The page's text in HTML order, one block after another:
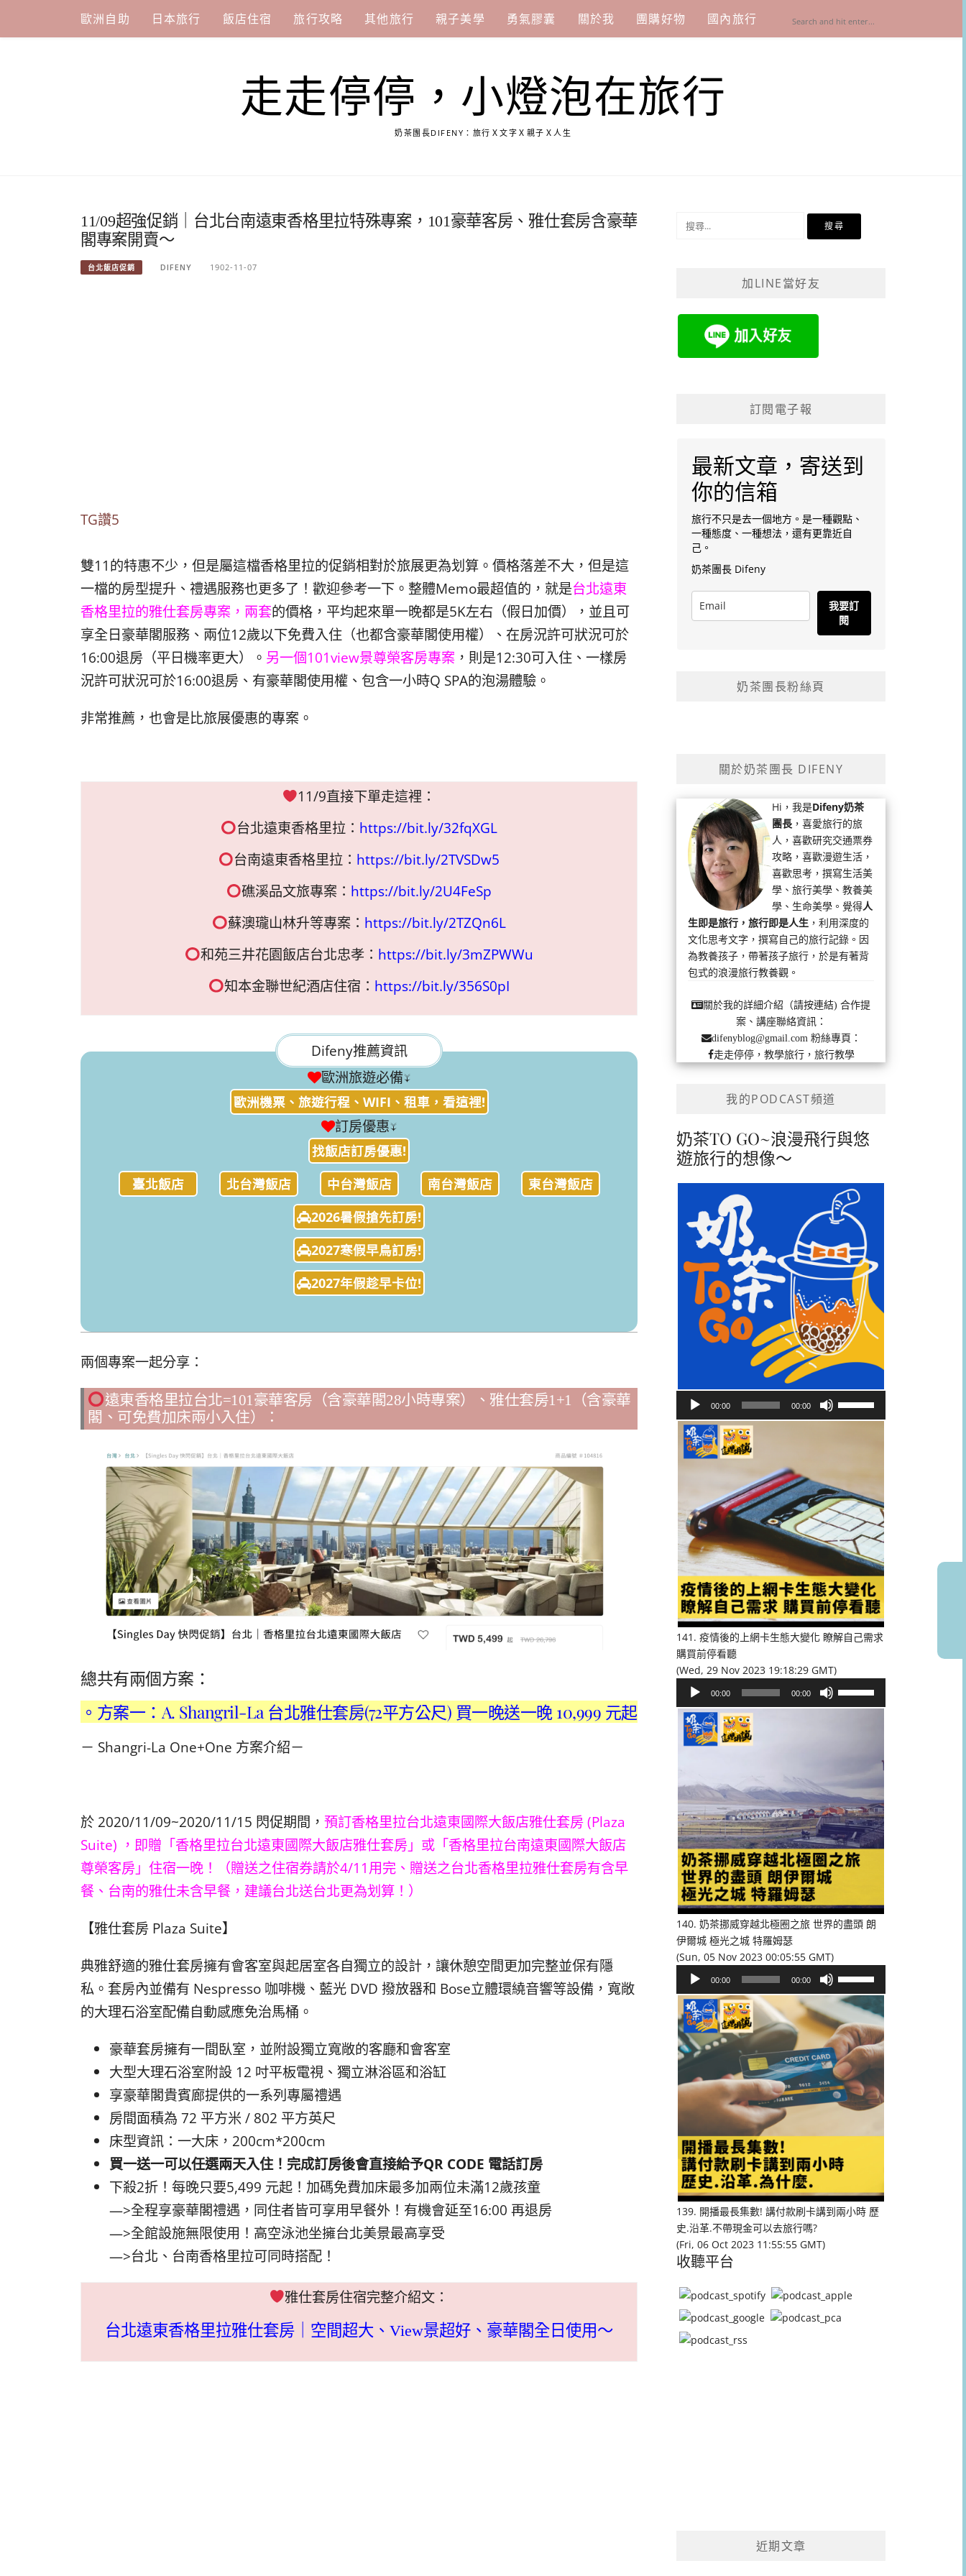
content
歐洲自助 日本旅行 飯店住宿 旅行攻略 其他旅行 親子美學 勇氣膠囊 關於我 團購好物 國內旅行
走走停停，小燈泡在旅行
奶茶團長DIFENY：旅行Ｘ文字Ｘ親子Ｘ人生
11/09超強促銷｜台北台南遠東香格里拉特殊專案，101豪華客房、雅仕套房含豪華
閣專案開賣～
台北飯店促銷 DIFENY 1902-11-07
TG讚5
雙11的特惠不少，但是屬這檔香格里拉的促銷相對於旅展更為划算。價格落差不大，但是這
一檔的房型提升、禮遇服務也更多了！歡迎參考一下。整體Memo最超值的，就是台北遠東
香格里拉的雅仕套房專案，兩套的價格，平均起來單一晚都是5K左右（假日加價），並且可
享全日豪華閣服務、兩位12歲以下免費入住（也都含豪華閣使用權）、在房況許可狀況可於
16:00退房（平日機率更大）。 另一個101view景尊榮客房專案 ，則是12:30可入住、一樣房
況許可狀況可於16:00退房、有豪華閣使用權、包含一小時Q SPA的泡湯體驗。
非常推薦，也會是比旅展優惠的專案。
11/9直接下單走這裡：
台北遠東香格里拉： https://bit.ly/32fqXGL
台南遠東香格里拉： https://bit.ly/2TVSDw5
礁溪品文旅專案： https://bit.ly/2U4FeSp
蘇澳瓏山林升等專案： https://bit.ly/2TZQn6L
和苑三井花園飯店台北忠孝： https://bit.ly/3mZPWWu
知本金聯世紀酒店住宿： https://bit.ly/356S0pI
Difeny推薦資訊
歐洲旅遊必備↓
歐洲機票、旅遊行程、WIFI、租車，看這裡!
訂房優惠↓
找飯店訂房優惠!
臺北飯店
北台灣飯店 中台灣飯店 南台灣飯店
東台灣飯店
2026暑假搶先訂房!
2027寒假早鳥訂房!
2027年假趁早卡位!
兩個專案一起分享：
遠東香格里拉台北=101豪華客房（含豪華閣28小時專案）、雅仕套房1+1（含豪華
閣、可免費加床兩小入住）：
總共有兩個方案：
。方案一：A. Shangril-La 台北雅仕套房(72平方公尺) 買一晚送一晚 10,999 元起
－ Shangri-La One+One 方案介紹－
於 2020/11/09~2020/11/15 閃促期間， 預訂香格里拉台北遠東國際大飯店雅仕套房 (Plaza
Suite) ，即贈「香格里拉台北遠東國際大飯店雅仕套房」或「香格里拉台南遠東國際大飯店
尊榮客房」住宿一晚！（贈送之住宿券請於4/11用完、贈送之台北香格里拉雅仕套房有含早
餐、台南的雅仕未含早餐，建議台北送台北更為划算！）
【雅仕套房 Plaza Suite】
典雅舒適的雅仕套房擁有會客室與起居室各自獨立的設計，讓休憩空間更加完整並保有隱
私。套房內並備有 Nespresso 咖啡機、藍光 DVD 撥放器和 Bose立體環繞音響等設備，寬敞
的大理石浴室配備自動感應免治馬桶。
豪華套房擁有一間臥室，並附設獨立寬敞的客廳和會客室
大型大理石浴室附設 12 吋平板電視、獨立淋浴區和浴缸
享豪華閣貴賓廊提供的一系列專屬禮遇
房間面積為 72 平方米 / 802 平方英尺
床型資訊：一大床，200cm*200cm
買一送一可以任選兩天入住！完成訂房後會直接給予QR CODE 電話訂房
下殺2折！每晚只要5,499 元起！加碼免費加床最多加兩位未滿12歲孩童
—>全程享豪華閣禮遇，同住者皆可享用早餐外！ 有機會延至16:00 再退房
—>全館設施無限使用！高空泳池坐擁台北美景最高享受
—>台北、台南香格里拉可同時搭配！
雅仕套房住宿完整介紹文：
台北遠東香格里拉雅仕套房｜空間超大、View景超好、豪華閣全日使用～
加LINE當好友
訂閱電子報
最新文章，寄送到
你的信箱
旅行不只是去一個地方。是一種觀點、
一種態度、一種想法，還有更靠近自
己。
奶茶團長 Difeny
我要訂
閱
奶茶團長粉絲頁
關於奶茶團長 DIFENY
Hi，我是Difeny奶茶
團長 ，喜愛旅行的旅
人，喜歡研究交通票券
攻略，喜歡漫遊生活，
喜歡思考，撰寫生活美
學、旅行美學、教養美
學、生命美學。覺得人
生即是旅行，旅行即是人生 ，利用深度的
文化思考文字，撰寫自己的旅行記錄。因
為教養孩子，帶著孩子旅行，於是有著背
包式的浪漫旅行教養觀。
關於我的詳細介紹（請按連結) 合作提
案、講座聯絡資訊：
difenyblog@gmail.com粉絲專頁：
走走停停，教學旅行，旅行教學
我的PODCAST頻道
奶茶TO GO~浪漫飛行與悠
遊旅行的想像～
播
放
00:00 00:00
鍵
以
提
高
或
降
低
音
量。
141. 疫情後的上網卡生態大變化 瞭解自己需求
購買前停看聽
(Wed, 29 Nov 2023 19:18:29 GMT)
播
放
00:00 00:00
以
提
高
或
降
量。
140. 奶茶挪威穿越北極圈之旅 世界的盡頭 朗
伊爾城 極光之城 特羅姆瑟
(Sun, 05 Nov 2023 00:05:55 GMT)
播
放
器
00:00 00:00
向
上/
向
下
鍵
以
提
或
降
低
量。
139. 開播最長集數! 講付款刷卡講到兩小時 歷
史.沿革.不帶現金可以去旅行嗎?
(Fri, 06 Oct 2023 11:55:55 GMT)
收聽平台
近期文章